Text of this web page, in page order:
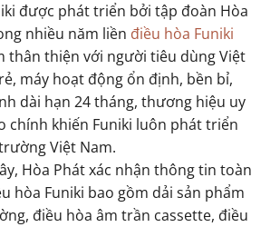
được phát triển bởi tập đoàn Hòa
nhiều năm liền điều hòa Funiki
thân thiện với người tiêu dùng Việt
máy hoạt động ổn định, bền bỉ,
dài hạn 24 tháng, thương hiệu uy
chính khiến Funiki luôn phát triển
Việt Nam.
Hòa Phát xác nhận thông tin toàn
hòa Funiki bao gồm dải sản phẩm
điều hòa âm trần cassette, điều